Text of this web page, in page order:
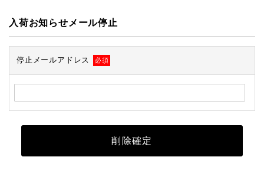
入荷お知らせメール停止
停止メールアドレス 必須